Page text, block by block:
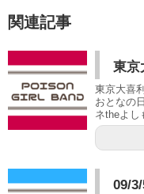
関連記事
東京
東京大喜
おとなの
ネtheよし
09/